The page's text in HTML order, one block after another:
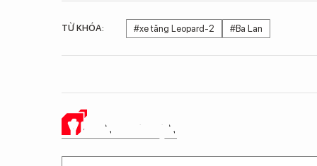
TỪ KHÓA: #xe tăng Leopard-2 #Ba Lan
Ý KIẾN CỦA BẠN